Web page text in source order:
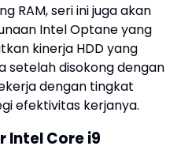
RAM, seri ini juga akan
Intel Optane yang
kinerja HDD yang
setelah disokong dengan
dengan tingkat
efektivitas kerjanya.
Intel Core i9